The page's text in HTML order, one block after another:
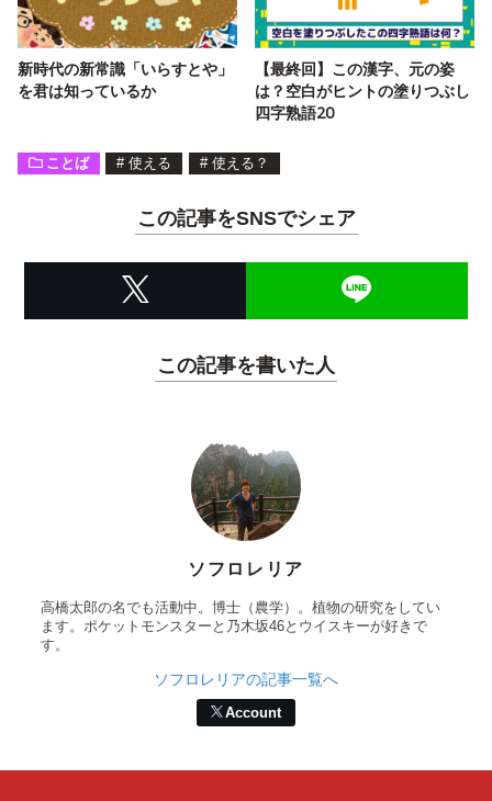
新時代の新常識「いらすとや」
を君は知っているか
【最終回】この漢字、元の姿
は？空白がヒントの塗りつぶし
四字熟語20
ことば # 使える # 使える？
この記事をSNSでシェア
この記事を書いた人
ソフロレリア
高橋太郎の名でも活動中。博士（農学）。植物の研究をしてい
ます。ポケットモンスターと乃木坂46とウイスキーが好きで
す。
ソフロレリアの記事一覧へ
Account